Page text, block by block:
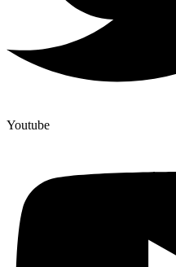
Youtube